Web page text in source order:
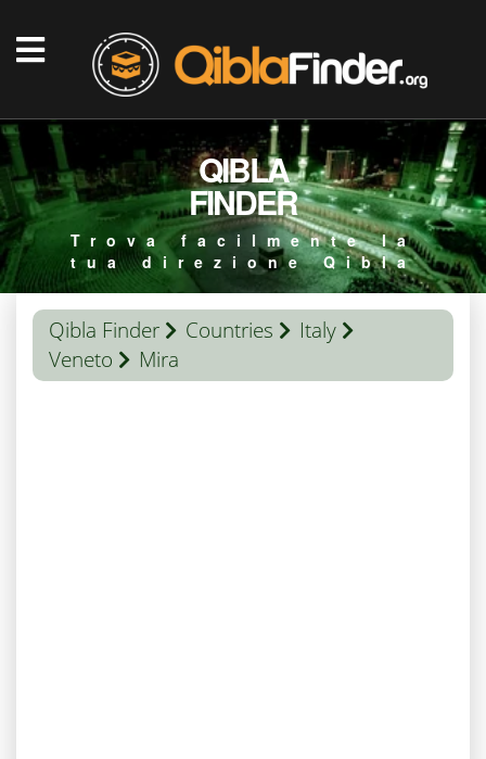
QIBLA
FINDER
Trova facilmente la
tua direzione Qibla
Qibla Finder Countries
Italy
Veneto
Mira